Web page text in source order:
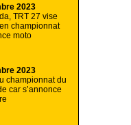
2023
TRT 27 vise
championnat
moto
2023
championnat du
car s’annonce